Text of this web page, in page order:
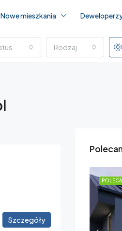
Nowe mieszkania
Rodzaj
Szczegóły